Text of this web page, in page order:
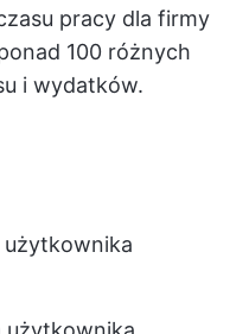
pracy dla firmy
100 różnych
i wydatków.
użytkownika